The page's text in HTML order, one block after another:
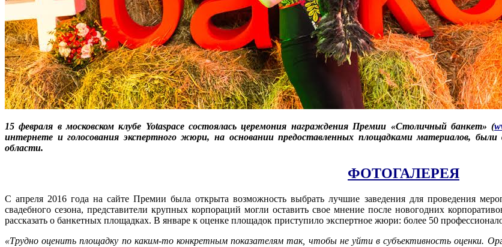
15 февраля в московском клубе Yotaspace состоялась церемония награждения Премии «Столичный банкет» (
интернете и голосования экспертного жюри, на основании предоставленных площадками материалов,
области.
ФОТОГАЛЕРЕЯ
С апреля 2016 года на сайте Премии была открыта возможность выбрать лучшие заведения для проведения
свадебного сезона, представители крупных корпораций могли оставить свое мнение после новогодних
рассказать о банкетных площадках. В январе к оценке площадок приступило экспертное жюри: более 50
«Трудно оценить площадку по каким-то конкретным показателям так, чтобы не уйти в субъективность оценки.